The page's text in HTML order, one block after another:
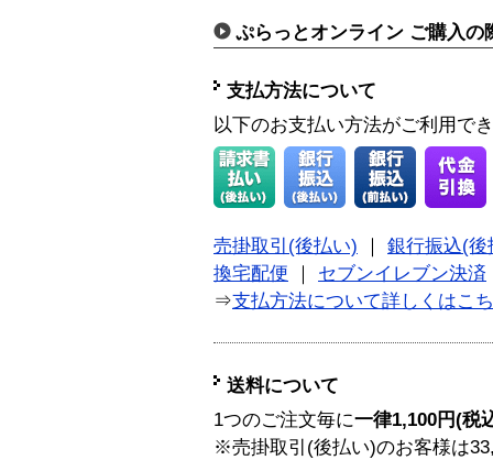
ぷらっとオンライン ご購入の
支払方法について
以下のお支払い方法がご利用で
売掛取引(後払い)
銀行振込(後
換宅配便
セブンイレブン決済
⇒支払方法について詳しくはこ
送料について
1つのご注文毎に一律1,100円(税
※売掛取引(後払い)のお客様は